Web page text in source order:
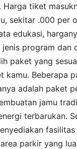
tiket
sekitar .000 per
edukasi,
program dan
paket yang
kamu. Beberapa
adalah paket
jamu
terbarukan.
parkir yang